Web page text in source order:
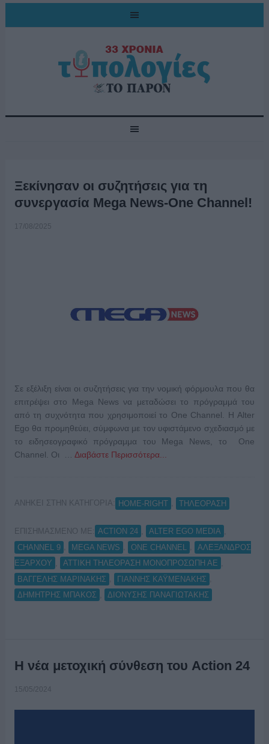
Ξεκίνησαν οι συζητήσεις για τη
συνεργασία Mega News-One Channel!
17/08/2025
Σε εξέλιξη είναι οι συζητήσεις για την νομική φόρμουλα που θα
επιτρέψει στο Mega News να μεταδώσει το πρόγραμμά του
από τη συχνότητα που χρησιμοποιεί το One Channel. Η Alter
Ego θα προμηθεύει, σύμφωνα με τον υφιστάμενο σχεδιασμό με
το ειδησεογραφικό πρόγραμμα του Mega News, το One
Channel. Οι … Διαβάστε Περισσότερα...
ΑΝΗΚΕΙ ΣΤΗΝ ΚΑΤΗΓΟΡΙΑ: HOME-RIGHT ΤΗΛΕΟΡΑΣΗ
ΕΠΙΣΗΜΑΣΜΕΝΟ ΜΕ: ACTION 24 ALTER EGO MEDIA
CHANNEL 9
MEGA NEWS ONE CHANNEL
ΑΛΕΞΑΝΔΡΟΣ
ΕΞΑΡΧΟΥ
ΑΤΤΙΚΗ ΤΗΛΕΟΡΑΣΗ ΜΟΝΟΠΡΟΣΩΠΗ ΑΕ
ΒΑΓΓΕΛΗΣ ΜΑΡΙΝΑΚΗΣ
ΓΙΑΝΝΗΣ ΚΑΫΜΕΝΑΚΗΣ
ΔΗΜΗΤΡΗΣ ΜΠΑΚΟΣ
ΔΙΟΝΥΣΗΣ ΠΑΝΑΓΙΩΤΑΚΗΣ
Η νέα μετοχική σύνθεση του Action 24
15/05/2024